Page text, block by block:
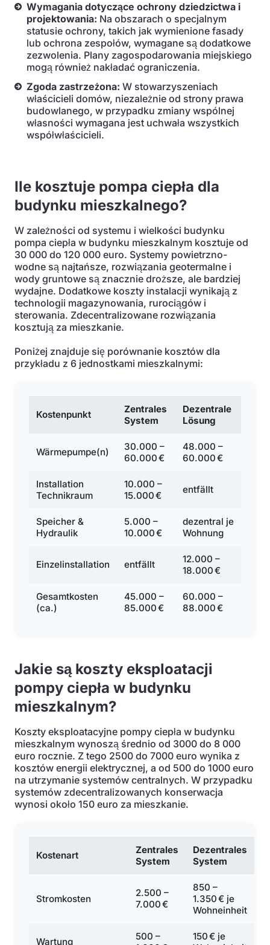
Wymagania dotyczące ochrony dziedzictwa i
projektowania: Na obszarach o specjalnym
statusie ochrony, takich jak wymienione fasady
lub ochrona zespołów, wymagane są dodatkowe
zezwolenia. Plany zagospodarowania miejskiego
mogą również nakładać ograniczenia.
Zgoda zastrzeżona: W stowarzyszeniach
właścicieli domów, niezależnie od strony prawa
budowlanego, w przypadku zmiany wspólnej
własności wymagana jest uchwała wszystkich
współwłaścicieli.
Ile kosztuje pompa ciepła dla
budynku mieszkalnego?
W zależności od systemu i wielkości budynku
pompa ciepła w budynku mieszkalnym kosztuje od
30 000 do 120 000 euro. Systemy powietrzno-
wodne są najtańsze, rozwiązania geotermalne i
wody gruntowe są znacznie droższe, ale bardziej
wydajne. Dodatkowe koszty instalacji wynikają z
technologii magazynowania, rurociągów i
sterowania. Zdecentralizowane rozwiązania
kosztują za mieszkanie.
Poniżej znajduje się porównanie kosztów dla
przykładu z 6 jednostkami mieszkalnymi:
Kostenpunkt
Zentrales
System
Dezentrale
Lösung
Wärmepumpe(n)
30.000 –
60.000 €
48.000 –
60.000 €
Installation
Technikraum
10.000 –
15.000 €
entfällt
Speicher &
Hydraulik
5.000 –
10.000 €
dezentral je
Wohnung
Einzelinstallation entfällt
12.000 –
18.000 €
Gesamtkosten
(ca.)
45.000 –
85.000 €
60.000 –
88.000 €
Jakie są koszty eksploatacji
pompy ciepła w budynku
mieszkalnym?
Koszty eksploatacyjne pompy ciepła w budynku
mieszkalnym wynoszą średnio od 3000 do 8 000
euro rocznie. Z tego 2500 do 7000 euro wynika z
kosztów energii elektrycznej, a od 500 do 1000 euro
na utrzymanie systemów centralnych. W przypadku
systemów zdecentralizowanych konserwacja
wynosi około 150 euro za mieszkanie.
Kostenart
Zentrales
System
Dezentrales
System
Stromkosten
2.500 –
7.000 €
850 –
1.350 € je
Wohneinheit
Wartung
500 –
150 € je